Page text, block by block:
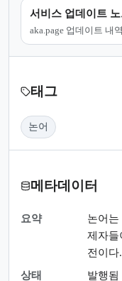
서비스 업데이트
aka.page 업데이트 내
태그
논어
메타데이터
요약
논어는
제자들
전이다.
상태
발행됨